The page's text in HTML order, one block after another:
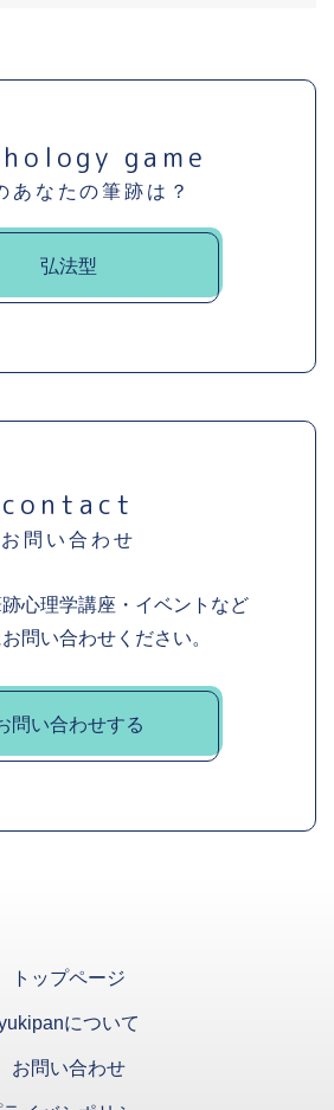
game
あなたの筆跡は？
弘法型
contact
お問い合わせ
心理学講座・イベントなど
問い合わせください。
問い合わせする
トップページ
について
お問い合わせ